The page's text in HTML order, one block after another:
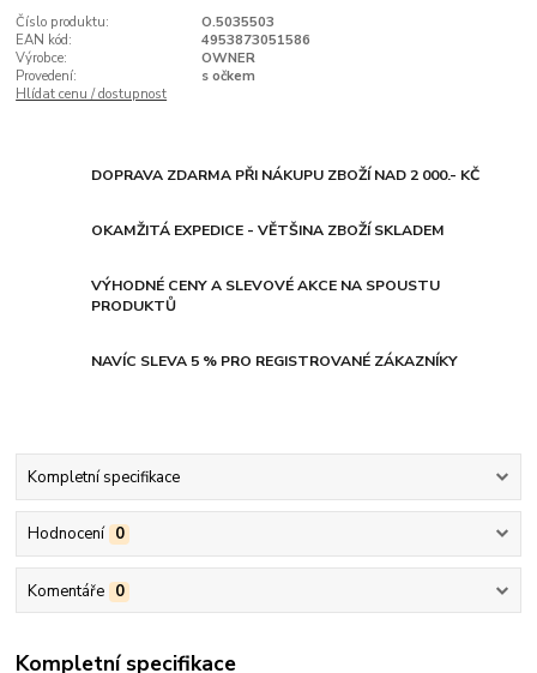
Číslo produktu:
O.5035503
EAN kód:
4953873051586
Výrobce:
OWNER
Provedení:
s očkem
Hlídat cenu / dostupnost
DOPRAVA ZDARMA PŘI NÁKUPU ZBOŽÍ NAD 2 000.- KČ
OKAMŽITÁ EXPEDICE - VĚTŠINA ZBOŽÍ SKLADEM
VÝHODNÉ CENY A SLEVOVÉ AKCE NA SPOUSTU
PRODUKTŮ
NAVÍC SLEVA 5 % PRO REGISTROVANÉ ZÁKAZNÍKY
Kompletní specifikace
Hodnocení 0
Komentáře 0
Kompletní specifikace